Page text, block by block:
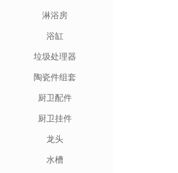
淋浴房
浴缸
垃圾处理器
陶瓷件组套
厨卫配件
厨卫挂件
龙头
水槽